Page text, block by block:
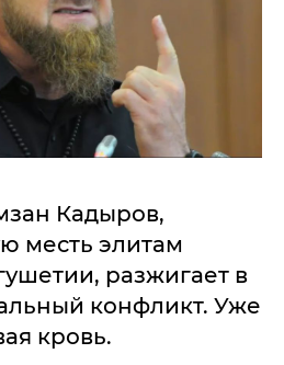
Кадыров,
месть элитам
разжигает в
конфликт. Уже
кровь.